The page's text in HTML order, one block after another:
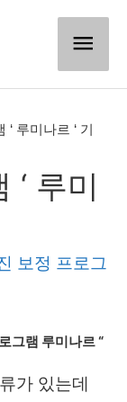
메
인
메
뉴
루미나르 ‘ 기
‘ 루미
보정 프로그
그램 루미나르 “
가 있는데